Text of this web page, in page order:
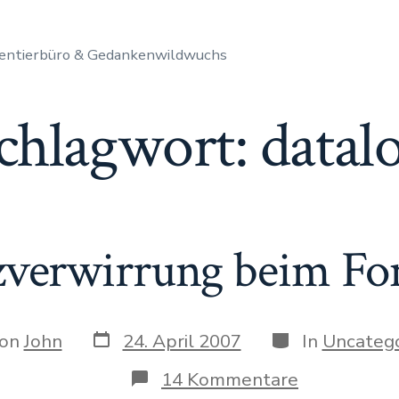
& Gedankenwildwuchs
beim
John Datum
des
Beitrags
24. April 2007 Kategorien
In
14 Kommentare